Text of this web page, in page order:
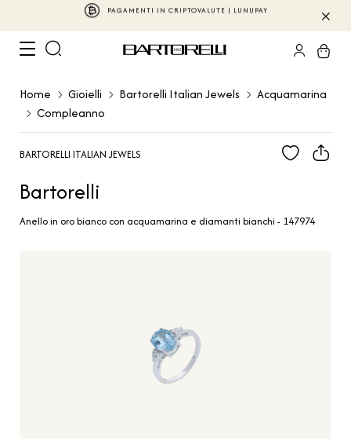
BARTORELLI ITALIAN JEWELS
Home Gioielli Bartorelli Italian Jewels
Acquamarina
Compleanno
BARTORELLI ITALIAN JEWELS
Bartorelli
Anello in oro bianco con acquamarina e diamanti bianchi - 147974